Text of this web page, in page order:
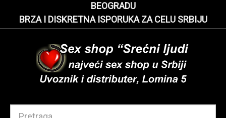
BEOGRADU
BRZA I DISKRETNA ISPORUKA ZA CELU SRBIJU